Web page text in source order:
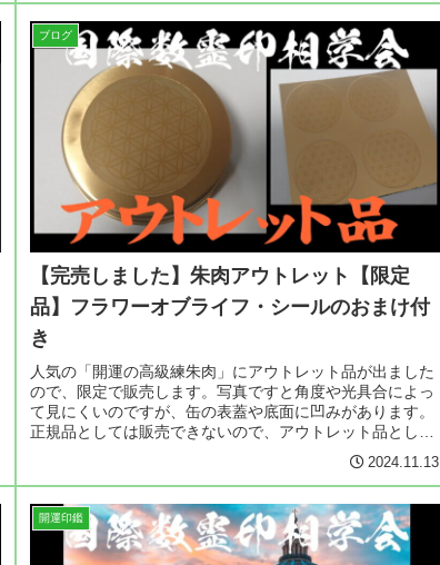
ブログ
【完売しました】朱肉アウトレット【限定
品】フラワーオブライフ・シールのおまけ付
き
人気の「開運の高級練朱肉」にアウトレット品が出ました
ので、限定で販売します。写真ですと角度や光具合によっ
て見にくいのですが、缶の表蓋や底面に凹みがあります。
正規品としては販売できないので、アウトレット品として
2024.11.13
開運印鑑